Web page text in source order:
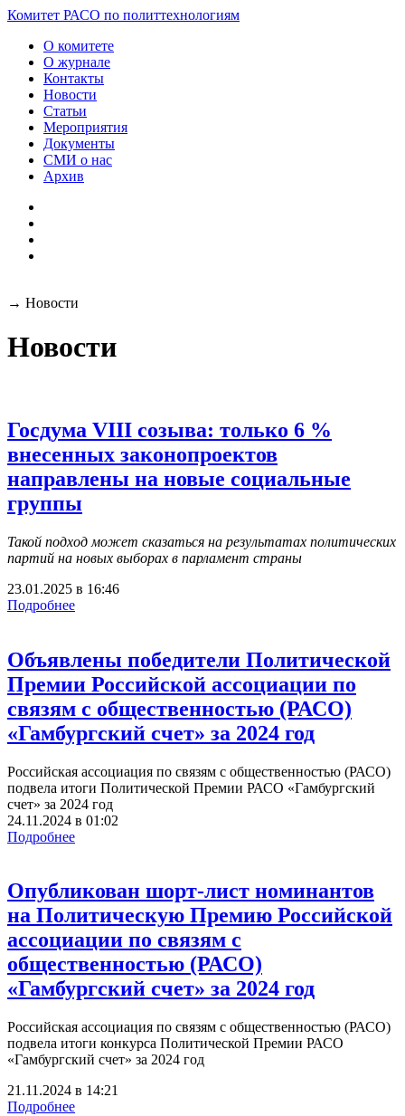
Комитет РАСО по политтехнологиям
О комитете
О журнале
Контакты
Новости
Статьи
Мероприятия
Документы
СМИ о нас
Архив
→ Новости
Новости
Госдума VIII cозыва: только 6 %
внесенных законопроектов
направлены на новые социальные
группы
Такой подход может сказаться на результатах политических
партий на новых выборах в парламент страны
23.01.2025 в 16:46
Подробнее
Объявлены победители Политической
Премии Российской ассоциации по
связям с общественностью (РАСО)
«Гамбургский счет» за 2024 год
Российская ассоциация по связям с общественностью (РАСО)
подвела итоги Политической Премии РАСО «Гамбургский
счет» за 2024 год
24.11.2024 в 01:02
Подробнее
Опубликован шорт-лист номинантов
на Политическую Премию Российской
ассоциации по связям с
общественностью (РАСО)
«Гамбургский счет» за 2024 год
Российская ассоциация по связям с общественностью (РАСО)
подвела итоги конкурса Политической Премии РАСО
«Гамбургский счет» за 2024 год
21.11.2024 в 14:21
Подробнее